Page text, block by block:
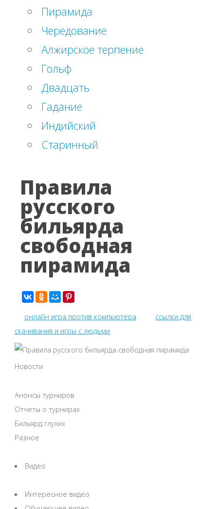
Пирамида
Чередование
Алжирское терпение
Гольф
Двадцать
Гадание
Индийский
Старинный
Правила
русского
бильярда
свободная
пирамида
онлайн игра против компьютера
ссылки для
скачивания и игры с людьми
Новости
Анонсы турниров
Отчеты о турнирах
Бильярд глухих
Разное
Видео
Интересное видео